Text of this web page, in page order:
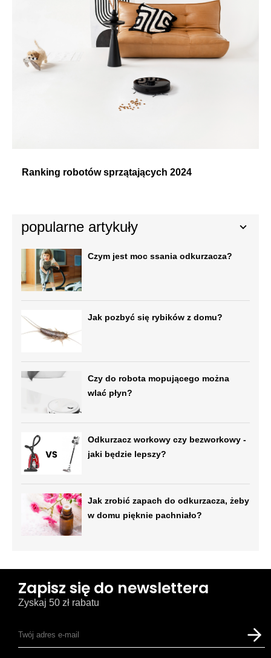
popularne artykuły
Czym jest moc ssania odkurzacza?
Jak pozbyć się rybików z domu?
Czy do robota mopującego można
wlać płyn?
Odkurzacz workowy czy bezworkowy -
jaki będzie lepszy?
Jak zrobić zapach do odkurzacza, żeby
w domu pięknie pachniało?
Ranking robotów sprzątających 2024
Zapisz się do newslettera
Zyskaj 50 zł rabatu